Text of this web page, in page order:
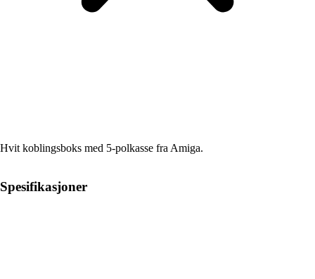
Hvit koblingsboks med 5-polkasse fra Amiga.
Spesifikasjoner